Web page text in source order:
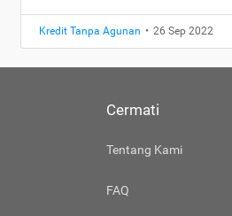
Kredit Tanpa Agunan • 26 Sep 2022
Cermati
Tentang Kami
FAQ